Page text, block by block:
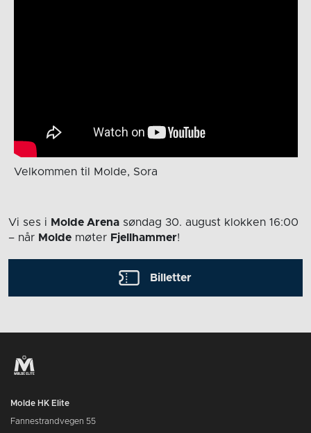
Velkommen til Molde, Sora
Vi ses i Molde Arena søndag 30. august klokken 16:00
– når Molde møter Fjellhammer!
Billetter
Molde HK Elite
Fannestrandvegen 55